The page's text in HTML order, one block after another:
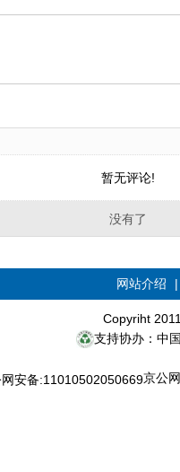
暂无评论!
没有了
网站介绍
Copyriht
支持协办：中
京公